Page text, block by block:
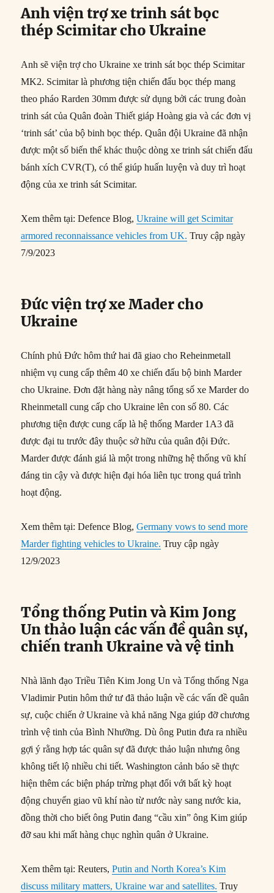
Anh viện trợ xe trinh sát bọc
thép Scimitar cho Ukraine
Anh sẽ viện trợ cho Ukraine xe trinh sát bọc thép Scimitar
MK2. Scimitar là phương tiện chiến đấu bọc thép mang
theo pháo Rarden 30mm được sử dụng bởi các trung đoàn
trinh sát của Quân đoàn Thiết giáp Hoàng gia và các đơn vị
‘trinh sát’ của bộ binh bọc thép. Quân đội Ukraine đã nhận
được một số biến thể khác thuộc dòng xe trinh sát chiến đấu
bánh xích CVR(T), có thể giúp huấn luyện và duy trì hoạt
động của xe trinh sát Scimitar.
Xem thêm tại: Defence Blog,Ukraine will get Scimitar
armored reconnaissance vehicles from UK. Truy cập ngày
7/9/2023
Đức viện trợ xe Mader cho
Ukraine
Chính phủ Đức hôm thứ hai đã giao cho Reheinmetall
nhiệm vụ cung cấp thêm 40 xe chiến đấu bộ binh Marder
cho Ukraine. Đơn đặt hàng này nâng tổng số xe Marder do
Rheinmetall cung cấp cho Ukraine lên con số 80. Các
phương tiện được cung cấp là hệ thống Marder 1A3 đã
được đại tu trước đây thuộc sở hữu của quân đội Đức.
Marder được đánh giá là một trong những hệ thống vũ khí
đáng tin cậy và được hiện đại hóa liên tục trong quá trình
hoạt động.
Xem thêm tại: Defence Blog,Germany vows to send more
Marder fighting vehicles to Ukraine. Truy cập ngày
12/9/2023
Tổng thống Putin và Kim Jong
Un thảo luận các vấn đề quân sự,
chiến tranh Ukraine và vệ tinh
Nhà lãnh đạo Triều Tiên Kim Jong Un và Tổng thống Nga
Vladimir Putin hôm thứ tư đã thảo luận về các vấn đề quân
sự, cuộc chiến ở Ukraine và khả năng Nga giúp đỡ chương
trình vệ tinh của Bình Nhưỡng. Dù ông Putin đưa ra nhiều
gợi ý rằng hợp tác quân sự đã được thảo luận nhưng ông
không tiết lộ nhiều chi tiết. Washington cảnh báo sẽ thực
hiện thêm các biện pháp trừng phạt đối với bất kỳ hoạt
động chuyển giao vũ khí nào từ nước này sang nước kia,
đồng thời cho biết ông Putin đang “cầu xin” ông Kim giúp
đỡ sau khi mất hàng chục nghìn quân ở Ukraine.
Xem thêm tại: Reuters,Putin and North Korea’s Kim
discuss military matters, Ukraine war and satellites. Truy